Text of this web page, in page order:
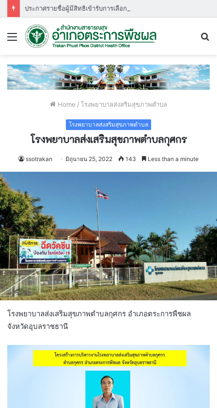
Menu
Home / โรงพยาบาลส่งสริมสุขภาพตำบล
โรงพยาบาลส่งสริมสุขภาพตำบล
โรงพยาบาลส่งเสริมสุขภาพตำบลกุศกร
ssotrakan มิถุนายน 25, 2022 143 Less than a minute
โรงพยาบาลส่งเสริมสุขภาพตำบลกุศกร อำเภอตระการพืชผล
จังหวัดอุบลราชธานี